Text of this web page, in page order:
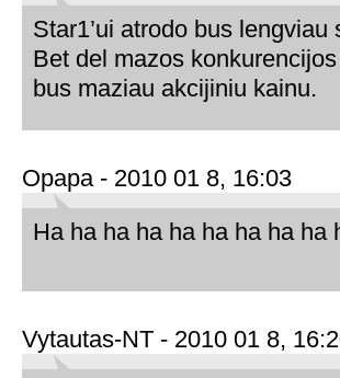
Star1’ui atrodo bus
Bet del mazos
bus maziau akcijiniu kainu.
Opapa - 2010 01 8, 16:03
Ha ha ha ha ha ha ha ha ha
Vytautas-NT - 2010 01 8,